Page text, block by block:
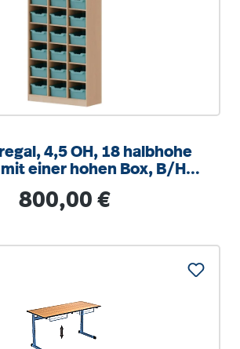
4,5 OH, 18 halbhohe
mit einer hohen Box, B/H/T
Regulärer Preis:
800,00 €